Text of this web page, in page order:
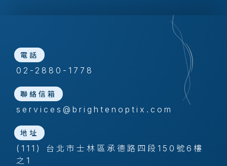
電話
02-2880-1778
聯絡信箱
services@brightenoptix.com
地址
(111) 台北市士林區承德路四段150號6樓
之1